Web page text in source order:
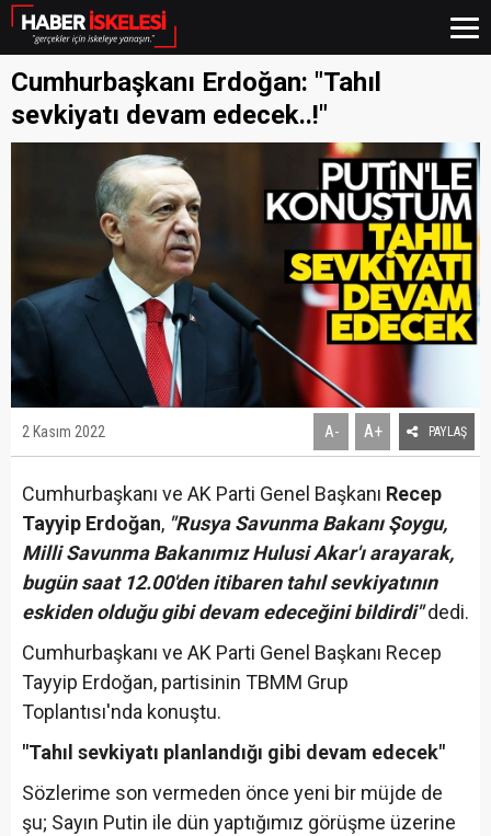
Cumhurbaşkanı Erdoğan: "Tahıl
sevkiyatı devam edecek..!"
2 Kasım 2022 A- A+ PAYLAŞ
Cumhurbaşkanı ve AK Parti Genel Başkanı Recep
Tayyip Erdoğan, "Rusya Savunma Bakanı Şoygu,
Milli Savunma Bakanımız Hulusi Akar'ı arayarak,
bugün saat 12.00'den itibaren tahıl sevkiyatının
eskiden olduğu gibi devam edeceğini bildirdi"dedi.
Cumhurbaşkanı ve AK Parti Genel Başkanı Recep
Tayyip Erdoğan, partisinin TBMM Grup
Toplantısı'nda konuştu.
"Tahıl sevkiyatı planlandığı gibi devam edecek"
Sözlerime son vermeden önce yeni bir müjde de
şu; Sayın Putin ile dün yaptığımız görüşme üzerine